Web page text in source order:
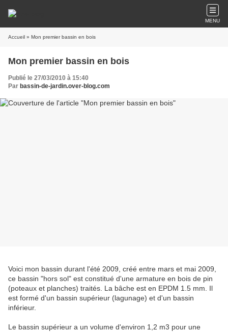
MENU
Accueil » Mon premier bassin en bois
Mon premier bassin en bois
Publié le 27/03/2010 à 15:40
Par bassin-de-jardin.over-blog.com
Voici mon bassin durant l'été 2009, créé entre mars et mai 2009,
ce bassin "hors sol" est constitué d'une armature en bois de pin
(poteaux et planches) traités. La bâche est en EPDM 1.5 mm. Il
est formé d'un bassin supérieur (lagunage) et d'un bassin
inférieur.
Le bassin supérieur a un volume d'environ 1,2 m3 pour une